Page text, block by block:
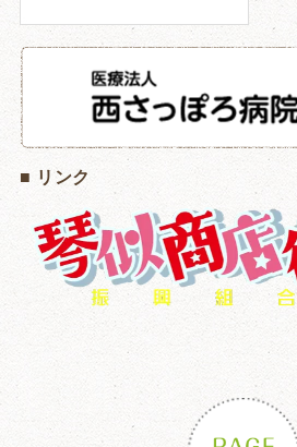
■ リンク